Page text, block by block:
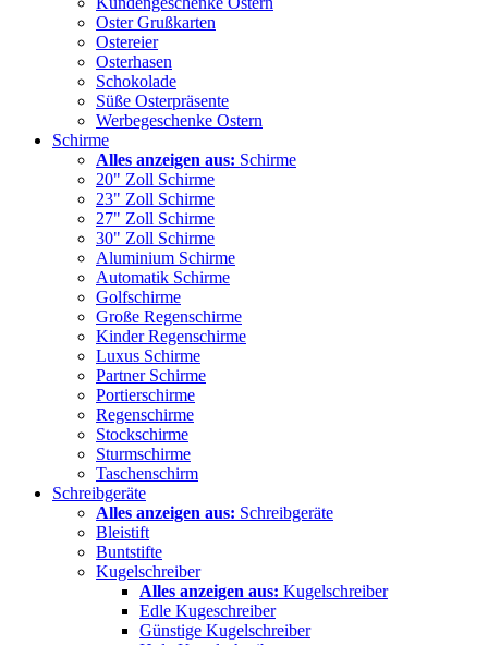
Oster Grußkarten
Ostereier
Osterhasen
Schokolade
Süße Osterpräsente
Werbegeschenke Ostern
Schirme
Alles anzeigen aus: Schirme
20" Zoll Schirme
23" Zoll Schirme
27" Zoll Schirme
30" Zoll Schirme
Aluminium Schirme
Automatik Schirme
Golfschirme
Große Regenschirme
Kinder Regenschirme
Luxus Schirme
Partner Schirme
Portierschirme
Regenschirme
Stockschirme
Sturmschirme
Taschenschirm
Schreibgeräte
Alles anzeigen aus: Schreibgeräte
Bleistift
Buntstifte
Kugelschreiber
Alles anzeigen aus: Kugelschreiber
Edle Kugeschreiber
Günstige Kugelschreiber